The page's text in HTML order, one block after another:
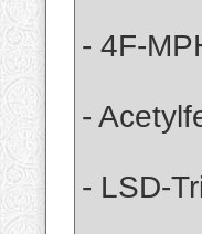
- 4F-
-
- LSD-